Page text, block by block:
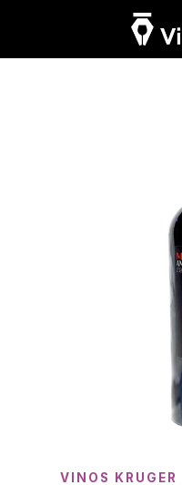
VINOS KRUGER